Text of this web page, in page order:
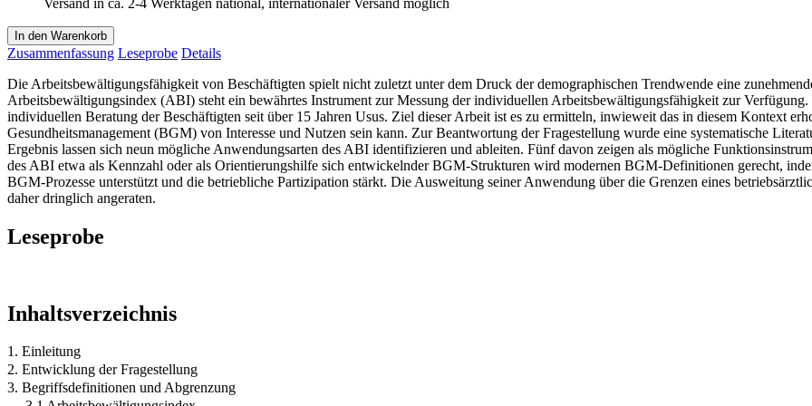
In den Warenkorb
Zusammenfassung Leseprobe Details
Die Arbeitsbewältigungsfähigkeit von Beschäftigten spielt nicht zuletzt unter dem Druck der demographischen Trendwende eine
Arbeitsbewältigungsindex (ABI) steht ein bewährtes Instrument zur Messung der individuellen Arbeitsbewältigungsfähigkeit zur
individuellen Beratung der Beschäftigten seit über 15 Jahren Usus. Ziel dieser Arbeit ist es zu ermitteln, inwieweit das in diesem Kontext
Gesundheitsmanagement (BGM) von Interesse und Nutzen sein kann. Zur Beantwortung der Fragestellung wurde eine systematische
Ergebnis lassen sich neun mögliche Anwendungsarten des ABI identifizieren und ableiten. Fünf davon zeigen als mögliche
des ABI etwa als Kennzahl oder als Orientierungshilfe sich entwickelnder BGM-Strukturen wird modernen BGM-Definitionen gerecht,
BGM-Prozesse unterstützt und die betriebliche Partizipation stärkt. Die Ausweitung seiner Anwendung über die Grenzen eines
daher dringlich angeraten.
Leseprobe
Inhaltsverzeichnis
1. Einleitung
2. Entwicklung der Fragestellung
3. Begriffsdefinitionen und Abgrenzung